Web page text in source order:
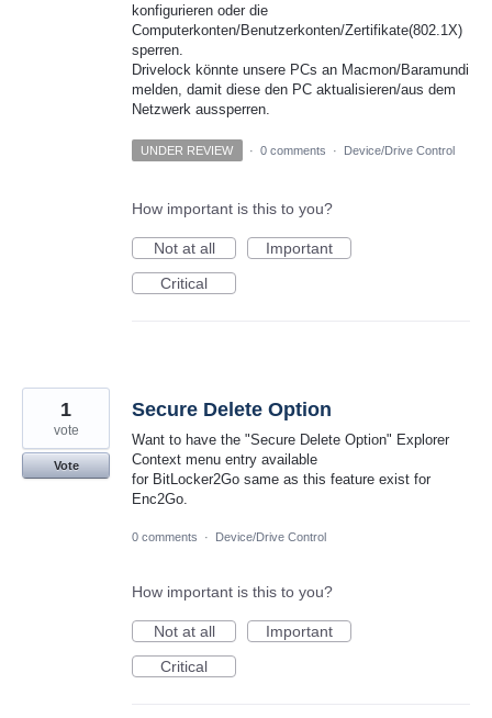
konfigurieren oder die
Computerkonten/Benutzerkonten/Zertifikate(802.1X)
sperren.
Drivelock könnte unsere PCs an Macmon/Baramundi
melden, damit diese den PC aktualisieren/aus dem
Netzwerk aussperren.
UNDER REVIEW · 0 comments · Device/Drive Control
How important is this to you?
Not at all
Important
Critical
Secure Delete Option
Want to have the "Secure Delete Option" Explorer
Context menu entry available
for BitLocker2Go same as this feature exist for
Enc2Go.
1
vote
Vote
0 comments · Device/Drive Control
How important is this to you?
Not at all
Important
Critical